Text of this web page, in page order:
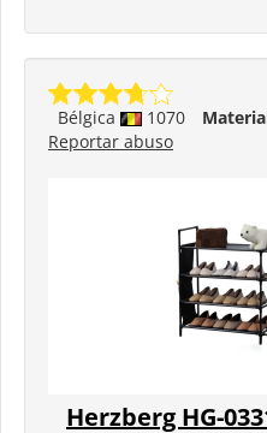
Bélgica 1070
Reportar abuso
Herzberg HG-